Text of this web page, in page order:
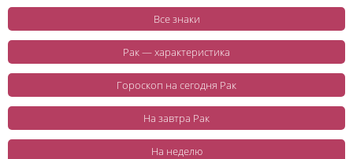
Все знаки
Рак — характеристика
Гороскоп на сегодня Рак
На завтра Рак
На неделю